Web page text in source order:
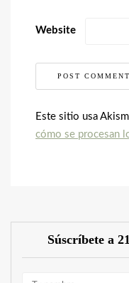
Website
Este sitio usa
cómo se procesan
Súscríbete a